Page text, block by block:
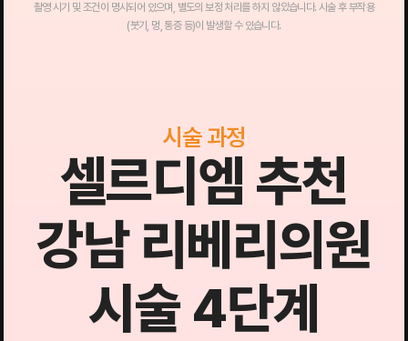
촬영 시기 및 조건이 명시되어 있으며, 별도의 보정 처리를 하지 않았습니다. 시술 후 부작용
(붓기, 멍, 통증 등)이 발생할 수 있습니다.
시술 과정
셀르디엠 추천
강남 리베리의원
시술 4단계